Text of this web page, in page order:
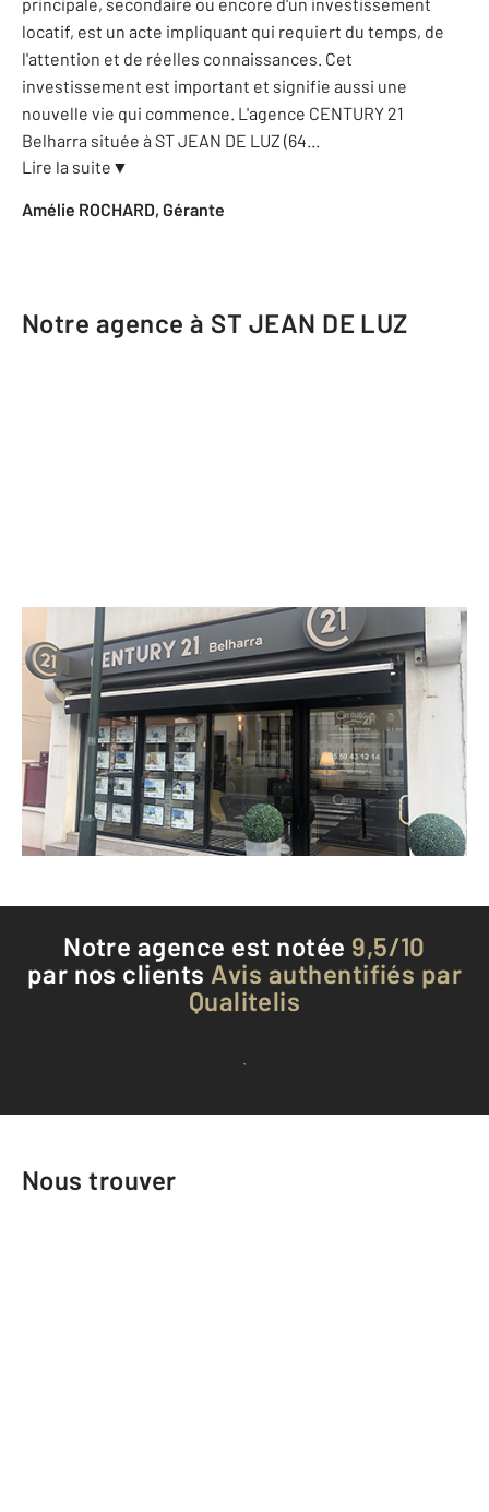
locatif, est un acte impliquant qui requiert du temps, de
l'attention et de réelles connaissances. Cet
investissement est important et signifie aussi une
nouvelle vie qui commence. L'agence CENTURY 21
Belharra située à ST JEAN DE LUZ (64
Lire la suite ▼
Amélie ROCHARD, Gérante
Notre agence à ST JEAN DE LUZ
CENTURY 21 Belharra
39 boulevard Victor Hugo
ST JEAN DE LUZ - 64500
Envoyer un message
Téléphoner à l'agence
Notre agence est notée 9,5/10
par nos clients Avis authentifiés par
Qualitelis
Voir tous les avis clients
Nous trouver